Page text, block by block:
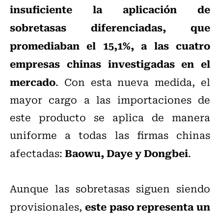
insuficiente la aplicación de
sobretasas diferenciadas, que
promediaban el 15,1%, a las cuatro
empresas chinas investigadas en el
mercado. Con esta nueva medida, el
mayor cargo a las importaciones de
este producto se aplica de manera
uniforme a todas las firmas chinas
afectadas:Baowu, Daye y Dongbei.
Aunque las sobretasas siguen siendo
provisionales, este paso representa un